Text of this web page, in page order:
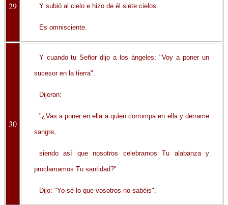
29 Y subió al cielo e hizo de él siete cielos.
Es omnisciente.
30
Y cuando tu Señor dijo a los ángeles: "Voy a poner un
sucesor en la tierra".
Dijeron:
"¿Vas a poner en ella a quien corrompa en ella y derrame
sangre,
siendo así que nosotros celebramos Tu alabanza y
proclamamos Tu santidad?"
Dijo: "Yo sé lo que vosotros no sabéis".